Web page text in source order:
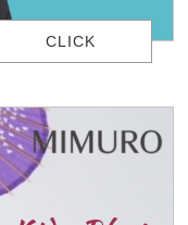
CLICK